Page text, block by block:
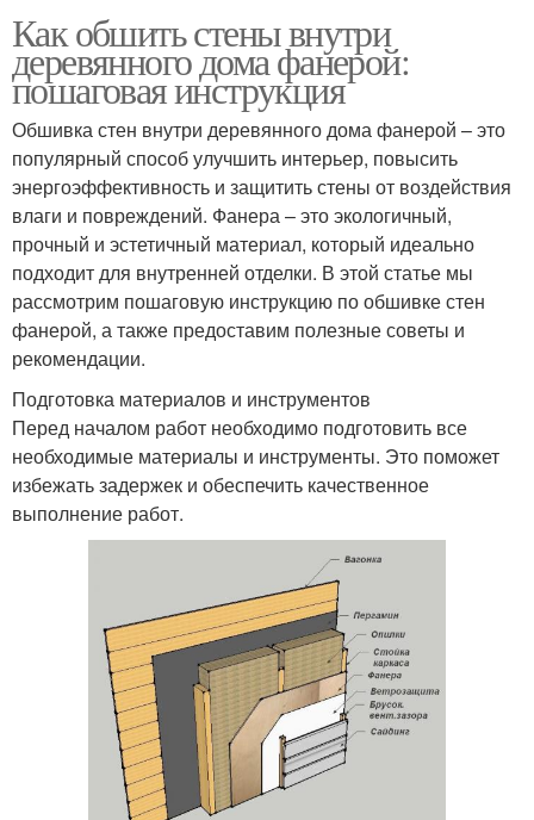
Как обшить стены внутри
деревянного дома фанерой:
пошаговая инструкция
Обшивка стен внутри деревянного дома фанерой – это
популярный способ улучшить интерьер, повысить
энергоэффективность и защитить стены от воздействия
влаги и повреждений. Фанера – это экологичный,
прочный и эстетичный материал, который идеально
подходит для внутренней отделки. В этой статье мы
рассмотрим пошаговую инструкцию по обшивке стен
фанерой, а также предоставим полезные советы и
рекомендации.
Подготовка материалов и инструментов
Перед началом работ необходимо подготовить все
необходимые материалы и инструменты. Это поможет
избежать задержек и обеспечить качественное
выполнение работ.